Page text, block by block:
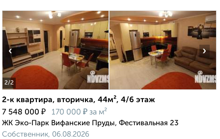
2/2
‹ ›
2-к квартира, вторичка, 44м², 4/6 этаж
7 548 000 ₽ 170 000 ₽ за м²
ЖК Эко-Парк Вифанские Пруды, Фестивальная 23
Собственник, 06.08.2026